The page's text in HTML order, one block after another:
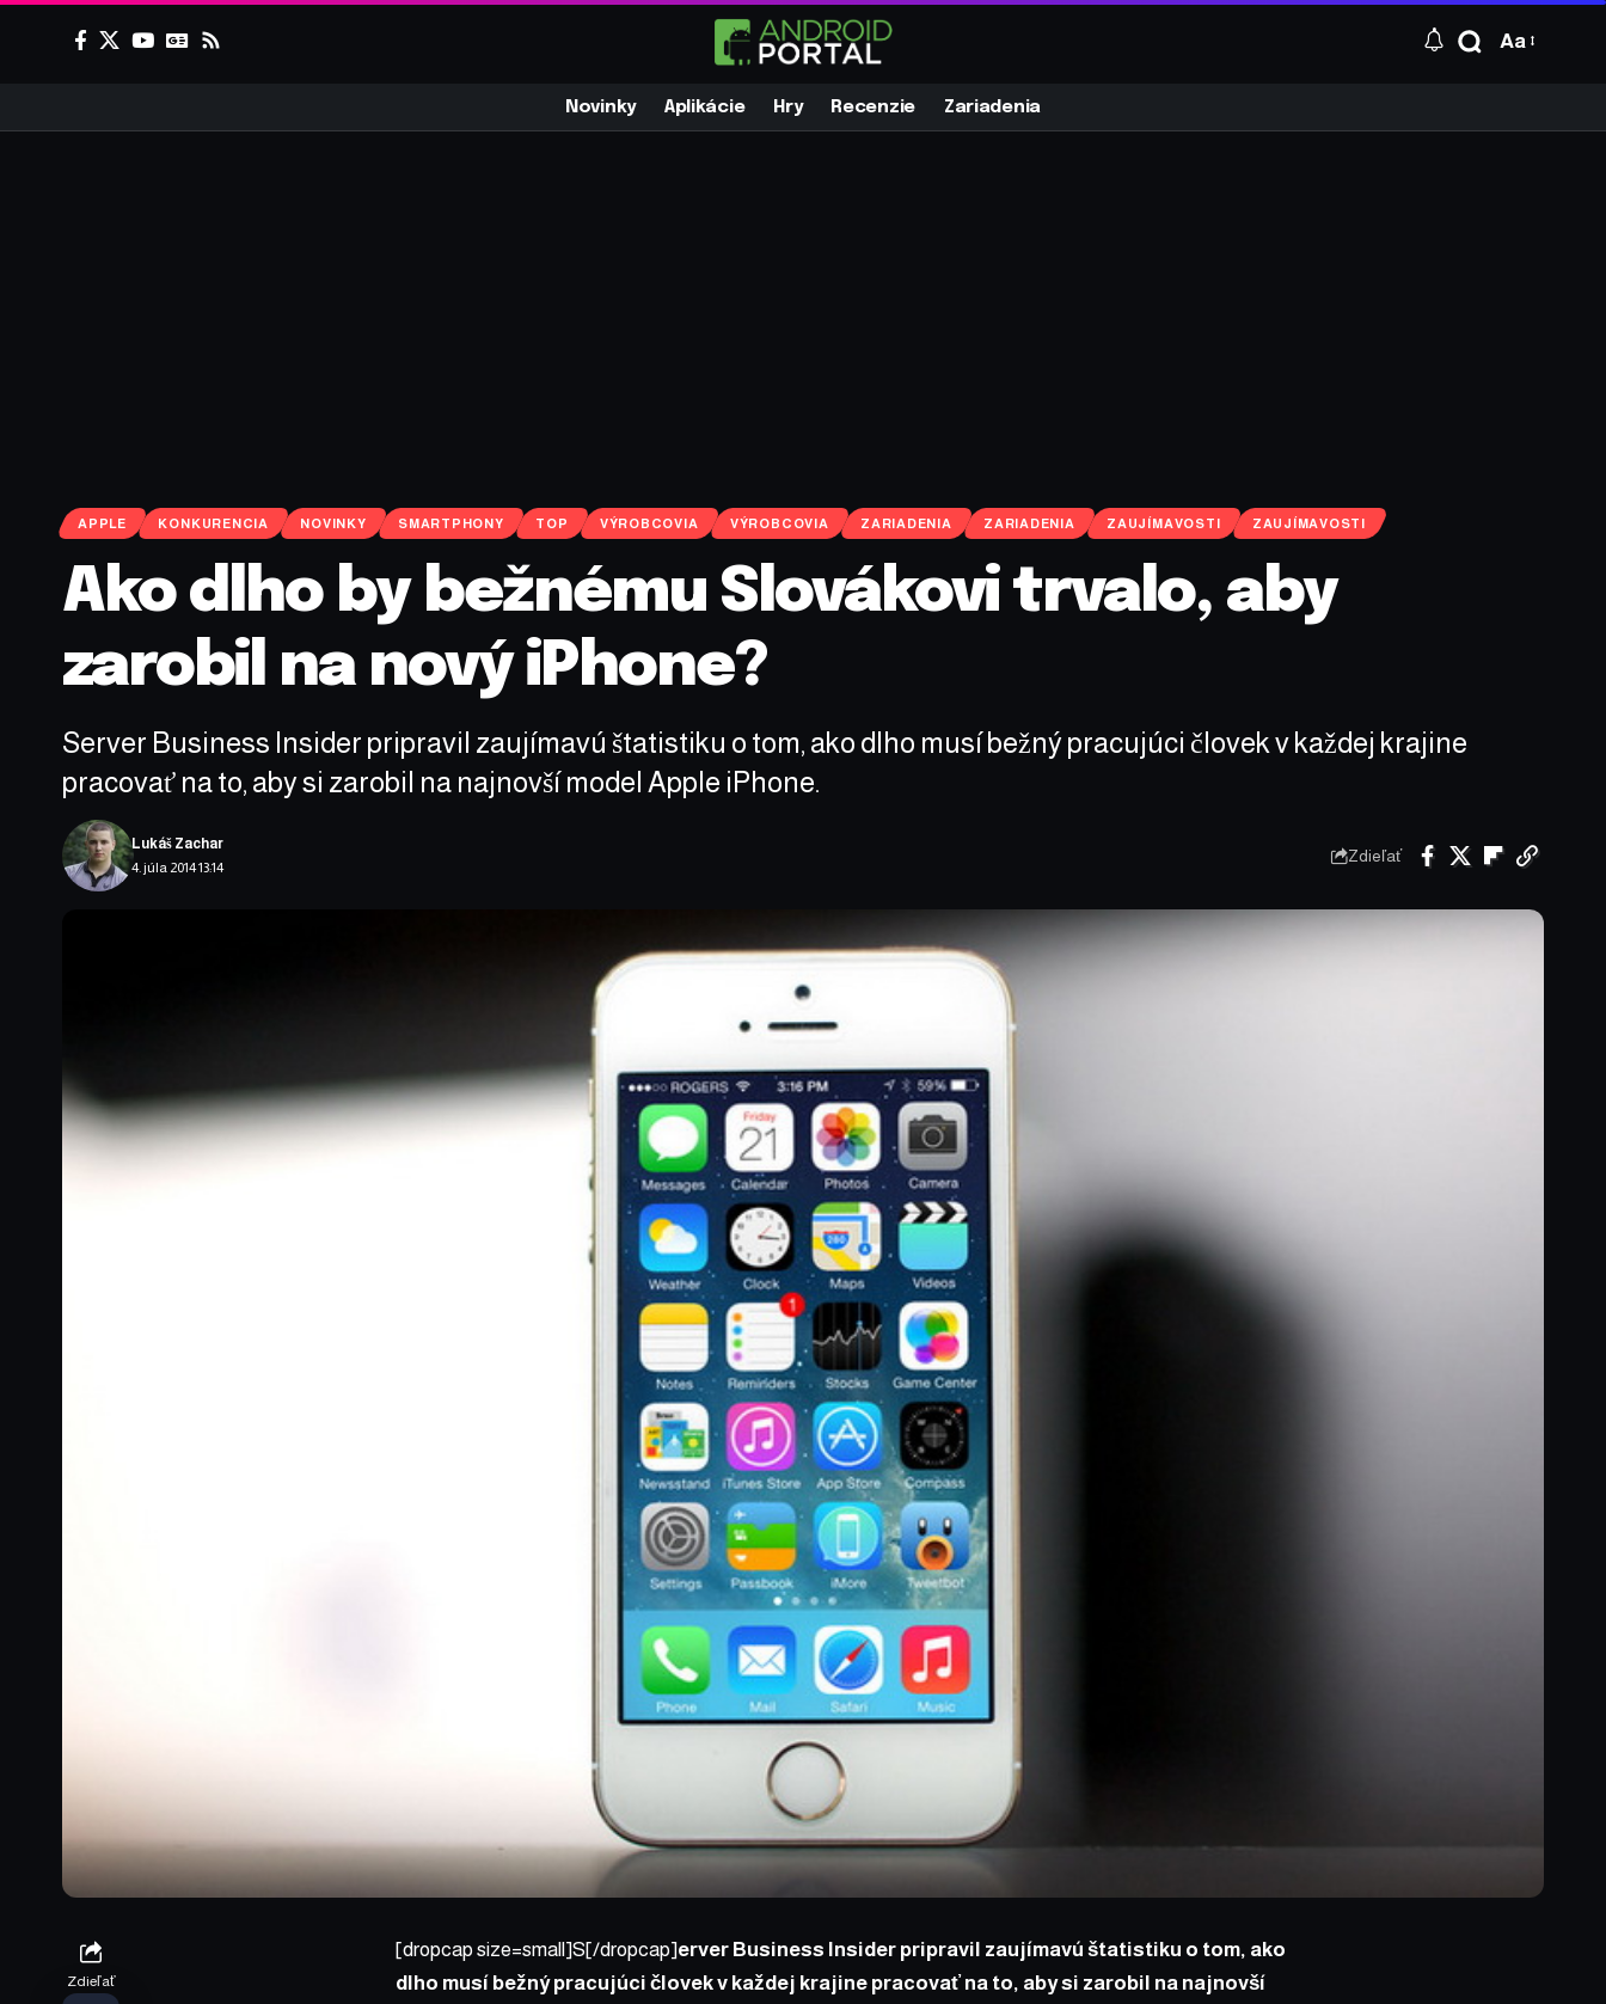
Aa
Novinky Aplikácie Hry Recenzie Zariadenia
APPLE KONKURENCIA NOVINKY SMARTPHONY TOP VÝROBCOVIA VÝROBCOVIA ZARIADENIA ZARIADENIA ZAUJÍMAVOSTI ZAUJÍMAVOSTI
Ako dlho by bežnému Slovákovi trvalo, aby
zarobil na nový iPhone?
Server Business Insider pripravil zaujímavú štatistiku o tom, ako dlho musí bežný pracujúci človek v každej krajine
pracovať na to, aby si zarobil na najnovší model Apple iPhone.
4. júla 2014 13:14
Lukáš Zachar
Zdieľať
Zdieľať
[dropcap size=small]S[/dropcap]erver Business Insider pripravil zaujímavú štatistiku o tom, ako
dlho musí bežný pracujúci človek v každej krajine pracovať na to, aby si zarobil na najnovší